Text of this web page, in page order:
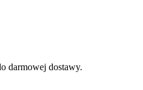
darmowej dostawy.